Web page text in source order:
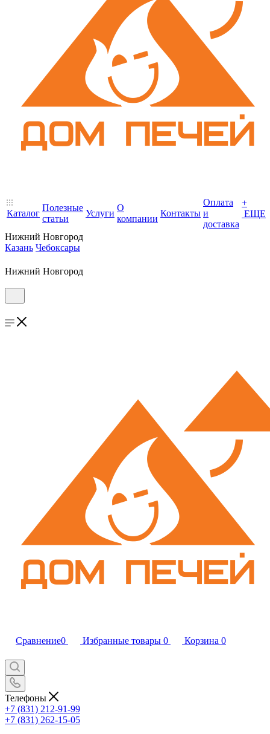
Каталог
Полезные
статьи
Услуги
О
компании
Контакты
Оплата
и
доставка
+
ЕЩЕ
Нижний Новгород
Казань Чебоксары
Нижний Новгород
Сравнение0 Избранные товары 0 Корзина 0
Телефоны
+7 (831) 212-91-99
+7 (831) 262-15-05